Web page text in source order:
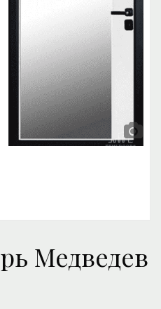
Медведев